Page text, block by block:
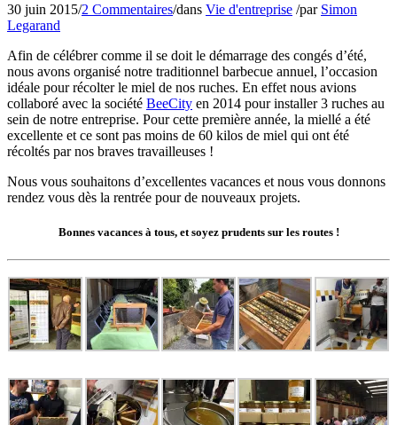
30 juin 2015/2 Commentaires/dans Vie d'entreprise /par Simon
Legarand
Afin de célébrer comme il se doit le démarrage des congés d’été,
nous avons organisé notre traditionnel barbecue annuel, l’occasion
idéale pour récolter le miel de nos ruches. En effet nous avions
collaboré avec la société BeeCity en 2014 pour installer 3 ruches au
sein de notre entreprise. Pour cette première année, la miellé a été
excellente et ce sont pas moins de 60 kilos de miel qui ont été
récoltés par nos braves travailleuses !
Nous vous souhaitons d’excellentes vacances et nous vous donnons
rendez vous dès la rentrée pour de nouveaux projets.
Bonnes vacances à tous, et soyez prudents sur les routes !